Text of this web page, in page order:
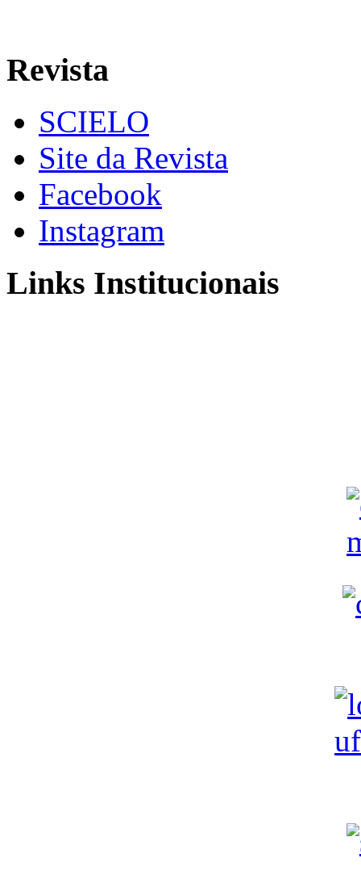
Revista
SCIELO
Site da Revista
Facebook
Instagram
Links Institucionais